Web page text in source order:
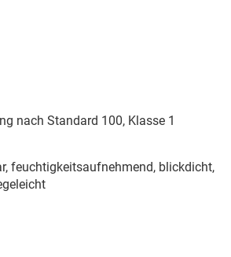
nach Standard 100, Klasse 1
feuchtigkeitsaufnehmend, blickdicht,